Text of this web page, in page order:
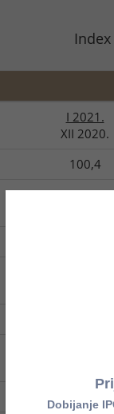
I 2021.
XII 2020.
100,4
II 2021.
100,0